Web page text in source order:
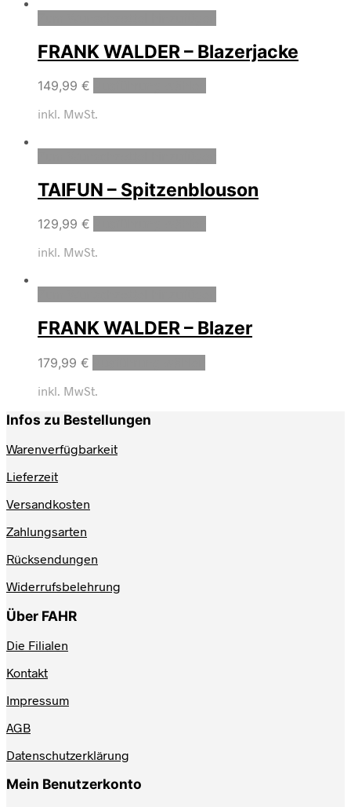
FRANK WALDER – Blazerjacke
149,99 €
inkl. MwSt.
TAIFUN – Spitzenblouson
129,99 €
inkl. MwSt.
FRANK WALDER – Blazer
179,99 €
inkl. MwSt.
Infos zu Bestellungen
Warenverfügbarkeit
Lieferzeit
Versandkosten
Zahlungsarten
Rücksendungen
Widerrufsbelehrung
Über FAHR
Die Filialen
Kontakt
Impressum
AGB
Datenschutzerklärung
Mein Benutzerkonto